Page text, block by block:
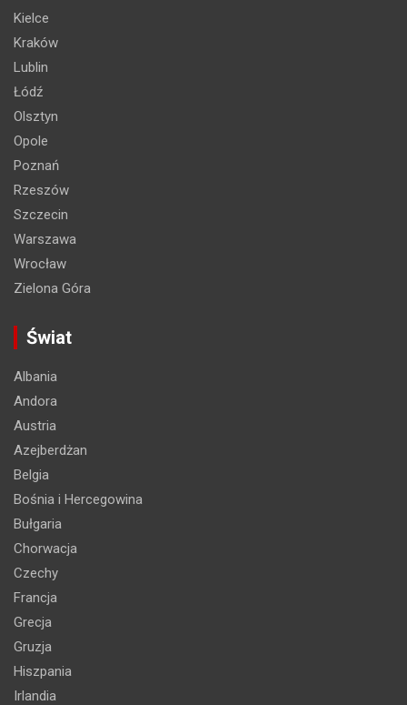
Kielce
Kraków
Lublin
Łódź
Olsztyn
Opole
Poznań
Rzeszów
Szczecin
Warszawa
Wrocław
Zielona Góra
Świat
Albania
Andora
Austria
Azejberdżan
Belgia
Bośnia i Hercegowina
Bułgaria
Chorwacja
Czechy
Francja
Grecja
Gruzja
Hiszpania
Irlandia